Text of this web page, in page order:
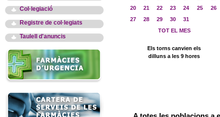
Col·legiació
Registre de col·legiats
Taulell d'anuncis
20
21 22 23 24 25
26
27
28 29 30
31
TOT EL MES
Els torns canvien els
dilluns a les 9 hores